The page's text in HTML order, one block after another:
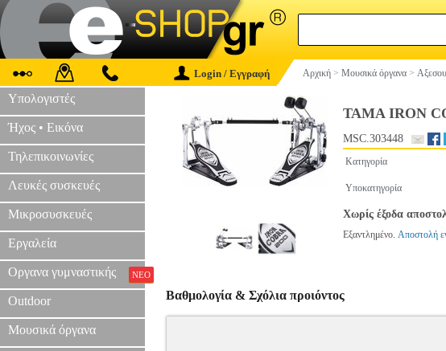
Login / Εγγραφή Αρχική > Μουσικά όργανα >
Υπολογιστές
Ήχος • Εικόνα
Τηλεπικοινωνίες
Λευκές συσκευές
Μικροσυσκευές
Εργαλεία
Οργανα γυμναστικής ΝΕΟ
Outdoor
Μουσικά όργανα
ΤΑΜΑ IRON
MSC.303448
Κατηγορία
Υποκατηγορία
Χωρίς έξοδα
Εξαντλημένο. Αποστολή
Βαθμολογία & Σχόλια προιόντος